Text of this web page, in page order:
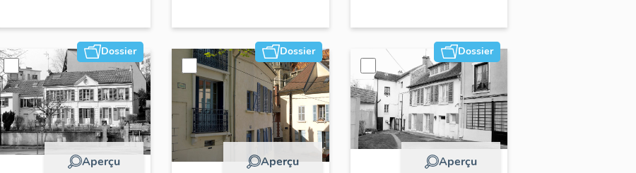
Dossier
Aperçu
Dossier
Aperçu
Dossier
Aperçu